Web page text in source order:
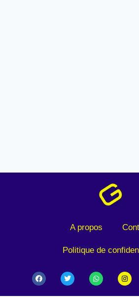
A propos
Politique de